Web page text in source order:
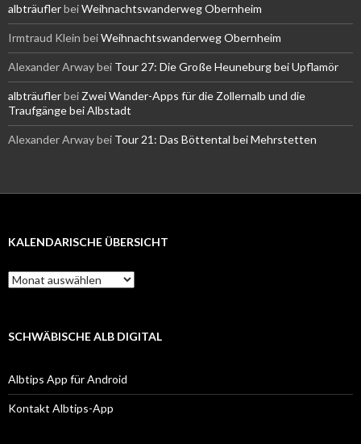
albträuflerbeiWeihnachtswanderweg Obernheim
Irmtraud Klein beiWeihnachtswanderweg Obernheim
Alexander Arwaybei Tour 27: Die Große Heuneburg bei Upflamör
albträuflerbei Zwei Wander-Apps für die Zollernalb und die
Traufgänge bei Albstadt
Alexander Arwaybei Tour 21: Das Böttental bei Mehrstetten
KALENDARISCHE ÜBERSICHT
Kalendarische
Übersicht
SCHWÄBISCHE ALB DIGITAL
Albtips App für Android
Kontakt Albtips-App